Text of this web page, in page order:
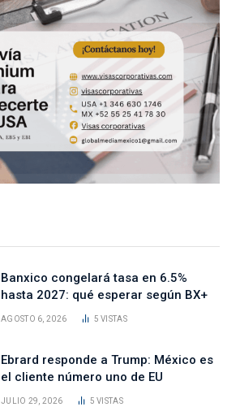
Banxico congelará tasa en 6.5%
hasta 2027: qué esperar según BX+
AGOSTO 6, 2026 5VISTAS
Ebrard responde a Trump: México es
el cliente número uno de EU
JULIO 29, 2026 5VISTAS